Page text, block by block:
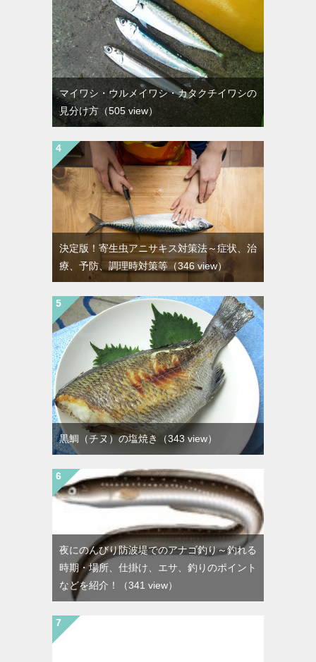
マイワシ・ウルメイワシ・カタクチイワシの
見分け方 （505 view）
決定版！寄生虫アニサキス対策法～症状、治
療、予防、調理時対策等（346 view）
黒鯛（チヌ）の塩焼き （343 view）
夜にのんびり防波堤でのアナゴ釣り～釣れる
時期・場所、仕掛け、エサ、釣りのポイント
などを紹介！
（341 view）